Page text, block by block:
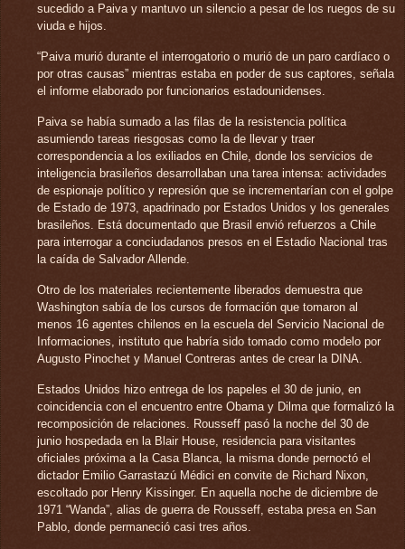
sucedido a Paiva y mantuvo un silencio a pesar de los ruegos de su
viuda e hijos.
“Paiva murió durante el interrogatorio o murió de un paro cardíaco o
por otras causas” mientras estaba en poder de sus captores, señala
el informe elaborado por funcionarios estadounidenses.
Paiva se había sumado a las filas de la resistencia política
asumiendo tareas riesgosas como la de llevar y traer
correspondencia a los exiliados en Chile, donde los servicios de
inteligencia brasileños desarrollaban una tarea intensa: actividades
de espionaje político y represión que se incrementarían con el golpe
de Estado de 1973, apadrinado por Estados Unidos y los generales
brasileños. Está documentado que Brasil envió refuerzos a Chile
para interrogar a conciudadanos presos en el Estadio Nacional tras
la caída de Salvador Allende.
Otro de los materiales recientemente liberados demuestra que
Washington sabía de los cursos de formación que tomaron al
menos 16 agentes chilenos en la escuela del Servicio Nacional de
Informaciones, instituto que habría sido tomado como modelo por
Augusto Pinochet y Manuel Contreras antes de crear la DINA.
Estados Unidos hizo entrega de los papeles el 30 de junio, en
coincidencia con el encuentro entre Obama y Dilma que formalizó la
recomposición de relaciones. Rousseff pasó la noche del 30 de
junio hospedada en la Blair House, residencia para visitantes
oficiales próxima a la Casa Blanca, la misma donde pernoctó el
dictador Emilio Garrastazú Médici en convite de Richard Nixon,
escoltado por Henry Kissinger. En aquella noche de diciembre de
1971 “Wanda”, alias de guerra de Rousseff, estaba presa en San
Pablo, donde permaneció casi tres años.